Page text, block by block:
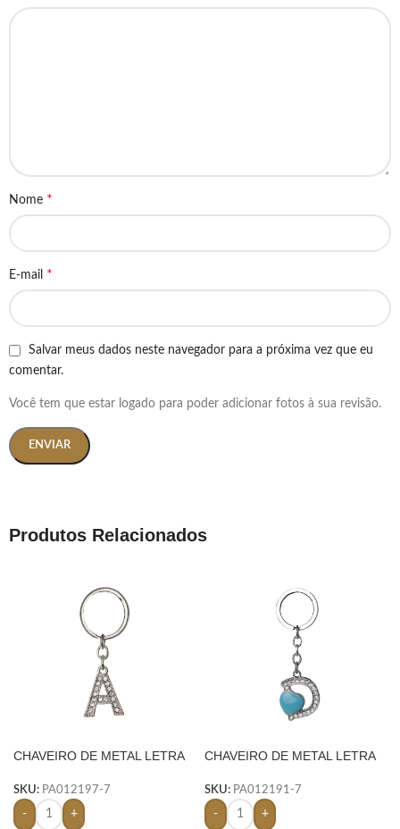
Nome *
E-mail *
Salvar meus dados neste navegador para a próxima vez que eu
comentar.
Você tem que estar logado para poder adicionar fotos à sua revisão.
Produtos Relacionados
CHAVEIRO DE METAL LETRA
SKU: PA012197-7
- +
CHAVEIRO DE METAL LETRA
SKU: PA012191-7
- +